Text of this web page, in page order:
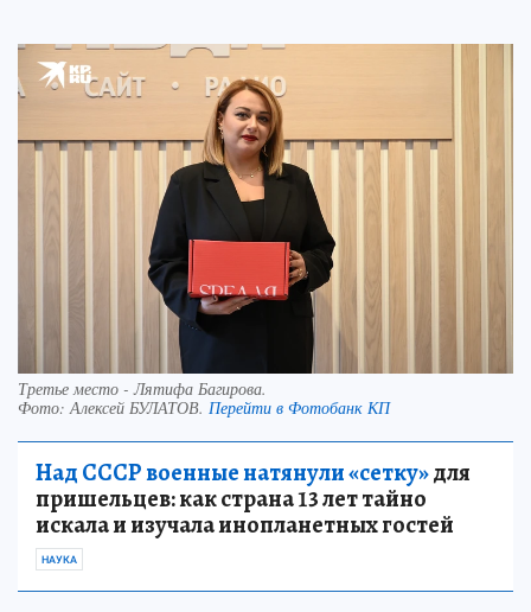
Третье место - Лятифа Багирова.
Фото:Алексей БУЛАТОВ. Перейти в Фотобанк КП
Над СССР военные натянули «сетку»для
пришельцев: как страна 13 лет тайно
искала и изучала инопланетных гостей
НАУКА